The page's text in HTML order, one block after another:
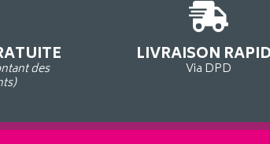
des
LIVRAISON
Via DPD